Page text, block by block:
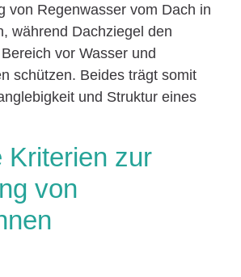
von Regenwasser vom Dach in
während Dachziegel den
vor Wasser und
schützen. Beides trägt somit
und Struktur eines
Kriterien zur
von